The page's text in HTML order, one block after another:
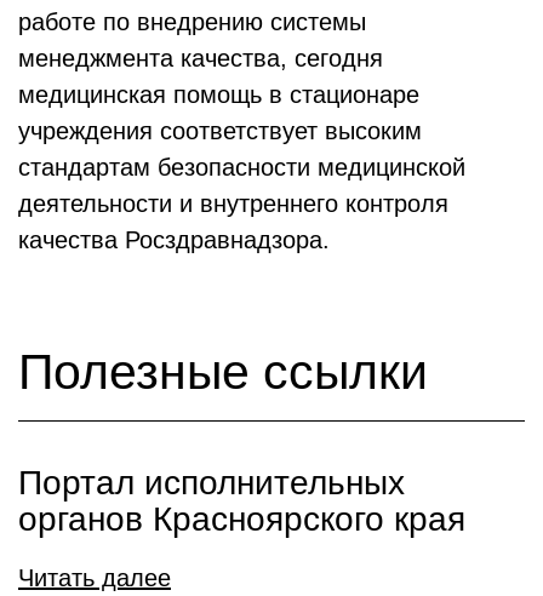
работе по внедрению системы
менеджмента качества, сегодня
медицинская помощь в стационаре
учреждения соответствует высоким
стандартам безопасности медицинской
деятельности и внутреннего контроля
качества Росздравнадзора.
Полезные ссылки
Портал исполнительных
органов Красноярского края
Читать далее